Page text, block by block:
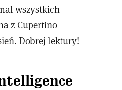
wszystkich
z Cupertino
Dobrej lektury!